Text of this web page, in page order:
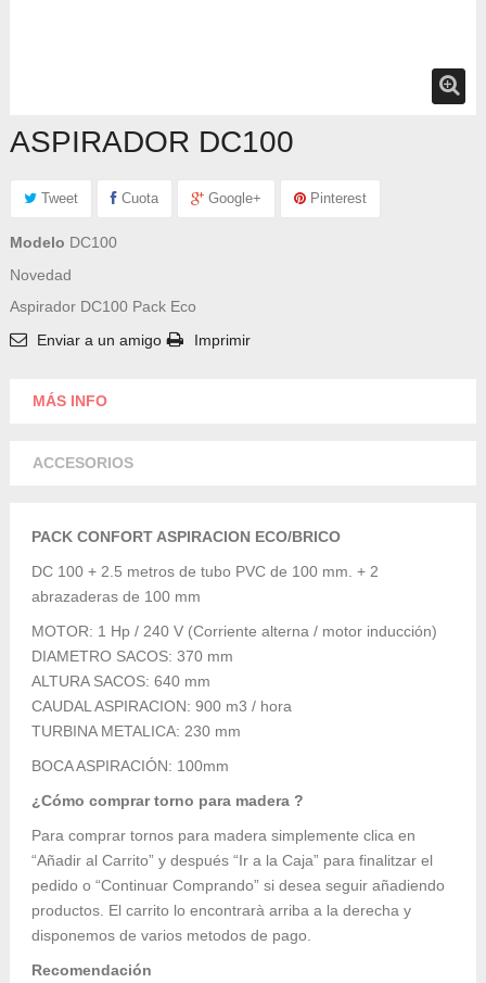
ASPIRADOR DC100
Tweet Cuota Google+ Pinterest
Modelo DC100
Novedad
Aspirador DC100 Pack Eco
Enviar a un amigo
Imprimir
MÁS INFO
ACCESORIOS
PACK CONFORT ASPIRACION ECO/BRICO
DC 100 + 2.5 metros de tubo PVC de 100 mm. + 2
abrazaderas de 100 mm
MOTOR: 1 Hp / 240 V (Corriente alterna / motor inducción)
DIAMETRO SACOS: 370 mm
ALTURA SACOS: 640 mm
CAUDAL ASPIRACION: 900 m3 / hora
TURBINA METALICA: 230 mm
BOCA ASPIRACIÓN: 100mm
¿Cómo comprar torno para madera ?
Para comprar tornos para madera simplemente clica en
“Añadir al Carrito” y después “Ir a la Caja” para finalitzar el
pedido o “Continuar Comprando” si desea seguir añadiendo
productos. El carrito lo encontrarà arriba a la derecha y
disponemos de varios metodos de pago.
Recomendación